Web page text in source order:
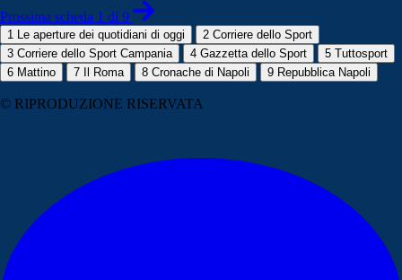
Prossima scheda 1 di 9
1 Le aperture dei quotidiani di oggi 2 Corriere dello Sport
3 Corriere dello Sport Campania 4 Gazzetta dello Sport 5 Tuttosport
6 Mattino 7 Il Roma 8 Cronache di Napoli 9 Repubblica Napoli
© RIPRODUZIONE RISERVATA